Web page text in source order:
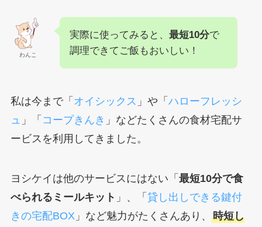
わんこ
実際に使ってみると、 最短10分で
調理できてご飯もおいしい！
私は今まで「 オイシックス 」や「 ハローフレッシ
ュ 」「 コープきんき 」などたくさんの食材宅配サ
ービスを利用してきました。
ヨシケイは他のサービスにはない「 最短10分で食
べられるミールキット 」、「 貸し出しできる鍵付
きの宅配BOX」など魅力がたくさんあり、 時短し